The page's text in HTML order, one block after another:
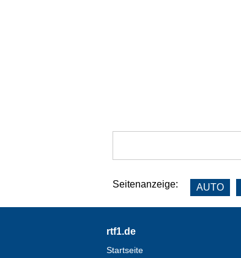
Seitenanzeige: AUTO
rtf1.de
Startseite